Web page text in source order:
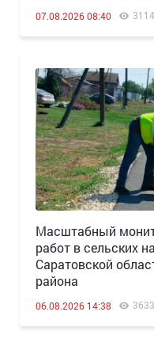
07.08.2026 08:40 3114
Масштабный
работ в сельских
Саратовской
района
06.08.2026 14:38 3633